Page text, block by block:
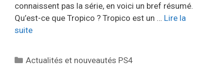
connaissent pas la série, en voici un bref résumé.
Qu’est-ce que Tropico ? Tropico est un … Lire la
suite
Catégories
Actualités et nouveautés PS4